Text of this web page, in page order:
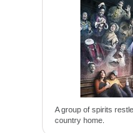
A group of spirits
country home.